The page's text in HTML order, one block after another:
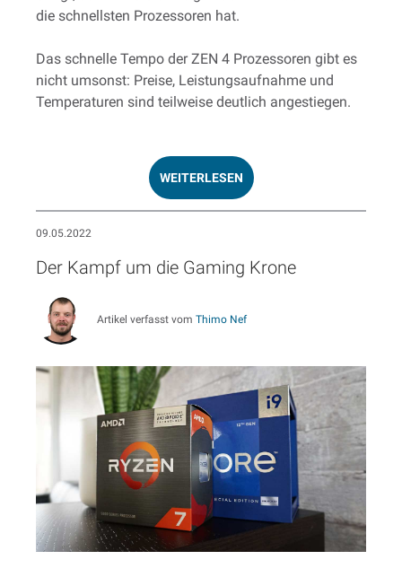
die schnellsten Prozessoren hat.
Das schnelle Tempo der ZEN 4 Prozessoren gibt es
nicht umsonst: Preise, Leistungsaufnahme und
Temperaturen sind teilweise deutlich angestiegen.
WEITERLESEN
09.05.2022
Der Kampf um die Gaming Krone
Artikel verfasst vom Thimo Nef